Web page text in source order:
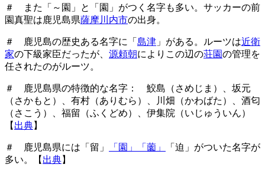
＃ また「～園」と「園」がつく名字も多い。サッカーの前
園真聖は鹿児島県薩摩川内市の出身。
＃ 鹿児島の歴史ある名字に「 島津 」がある。ルーツは近衛
家の下級家臣だったが、 源頼朝によりこの辺の荘園の管理を
任されたのがルーツ。
＃ 鹿児島県の特徴的な名字： 鮫島（さめじま）、坂元
（さかもと）、有村（ありむら）、川畑（かわばた）、酒匂
（さこう）、福留（ふくどめ）、伊集院（いじゅういん）
【 出典】
＃ 鹿児島県には「留」 「園」「薗」
「迫」がついた名字が
多い。【 出典】